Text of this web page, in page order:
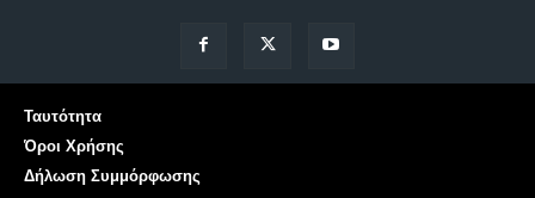
Ταυτότητα
Όροι Χρήσης
Δήλωση Συμμόρφωσης